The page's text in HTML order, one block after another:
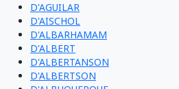
D'AGUILAR
D'AISCHOL
D'ALBARHAMAM
D'ALBERT
D'ALBERTANSON
D'ALBERTSON